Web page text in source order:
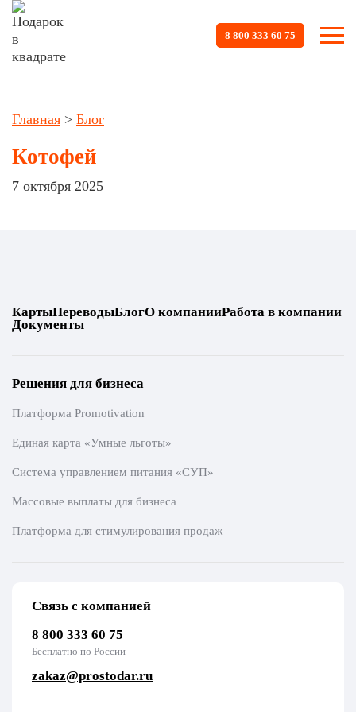
8 800 333 60 75
Главная > Блог
Котофей
7 октября 2025
КартыПереводыБлогО компанииРабота в компании
Документы
Решения для бизнеса
Платформа Promotivation
Единая карта «Умные льготы»
Система управлением питания «СУП»
Массовые выплаты для бизнеса
Платформа для стимулирования продаж
Связь с компанией
8 800 333 60 75
Бесплатно по России
zakaz@prostodar.ru